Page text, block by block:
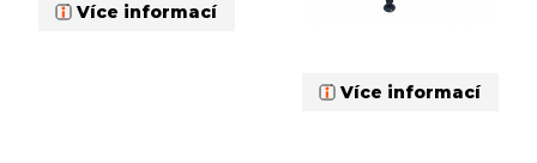
Více informací
Více informací